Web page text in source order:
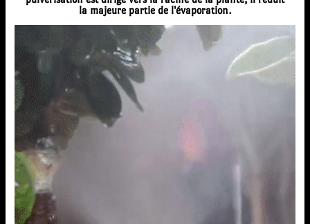
la majeure partie de l'évaporation.